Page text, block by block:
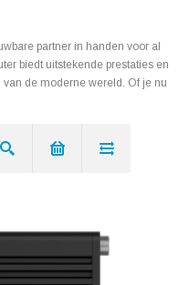
partner in handen voor al
biedt uitstekende prestaties en
de moderne wereld. Of je nu